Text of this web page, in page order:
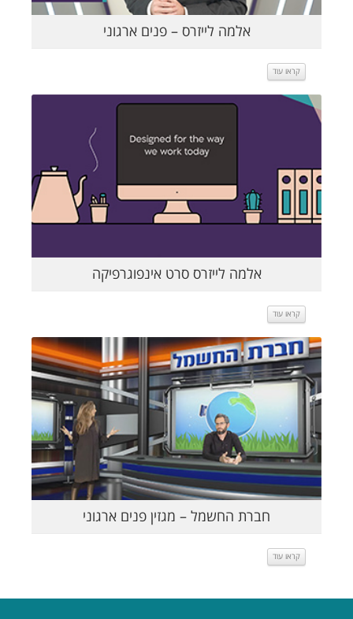
אלמה לייזרס – פנים ארגוני
קראו עוד
אלמה לייזרס סרט אינפוגרפיקה
קראו עוד
קראו עוד
חברת החשמל – מגזין פנים ארגוני
קראו עוד